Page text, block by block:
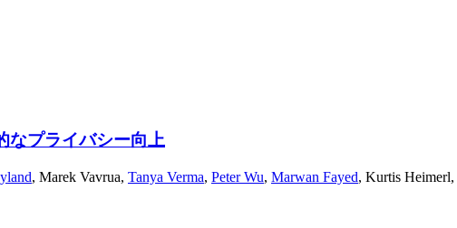
なプライバシー向上
, Marek Vavrua, Tanya Verma, Peter Wu, Marwan Fayed, Kurtis Heimerl,